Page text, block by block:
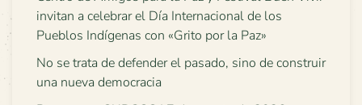
invitan a celebrar el Día Internacional de los
Pueblos Indígenas con «Grito por la Paz»
No se trata de defender el pasado, sino de construir
una nueva democracia